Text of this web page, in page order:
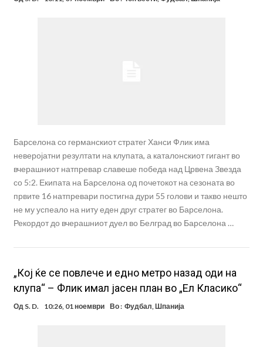
Барселона со германскиот стратег Ханси Флик има
неверојатни резултати на клупата, а каталонскиот гигант во
вчерашниот натпревар славеше победа над Црвена Звезда
со 5:2. Екипата на Барселона од почетокот на сезоната во
првите 16 натпревари постигна дури 55 голови и такво нешто
не му успеало на ниту еден друг стратег во Барселона.
Рекордот до вчерашниот дуел во Белград во Барселона …
„Кој ќе се повлече и едно метро назад оди на
клупа“ – Флик имал јасен план во „Ел Класико“
Од S. D. 10:26, 01 ноември Во : Фудбал,Шпанија